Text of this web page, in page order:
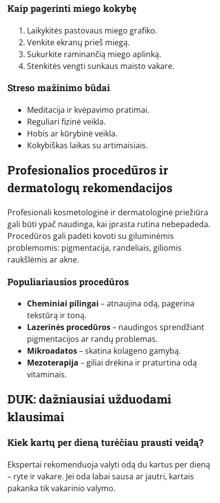
Kaip pagerinti miego kokybę
Laikykitės pastovaus miego grafiko.
Venkite ekranų prieš miegą.
Sukurkite raminančią miego aplinką.
Stenkitės vengti sunkaus maisto vakare.
Streso mažinimo būdai
Meditacija ir kvėpavimo pratimai.
Reguliari fizinė veikla.
Hobis ar kūrybinė veikla.
Kokybiškas laikas su artimaisiais.
Profesionalios procedūros ir
dermatologų rekomendacijos
Profesionali kosmetologinė ir dermatologinė priežiūra
gali būti ypač naudinga, kai įprasta rutina nebepadeda.
Procedūros gali padėti kovoti su giluminėmis
problemomis: pigmentacija, randeliais, giliomis
raukšlėmis ar akne.
Populiariausios procedūros
Cheminiai pilingai – atnaujina odą, pagerina
tekstūrą ir toną.
Lazerinės procedūros– naudingos sprendžiant
pigmentacijos ar randų problemas.
Mikroadatos– skatina kolageno gamybą.
Mezoterapija – giliai drėkina ir praturtina odą
vitaminais.
DUK: dažniausiai užduodami
klausimai
Kiek kartų per dieną turėčiau prausti veidą?
Ekspertai rekomenduoja valyti odą du kartus per dieną
– ryte ir vakare. Jei oda labai sausa ar jautri, kartais
pakanka tik vakarinio valymo.